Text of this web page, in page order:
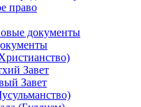
право
документы
Завет
Завет